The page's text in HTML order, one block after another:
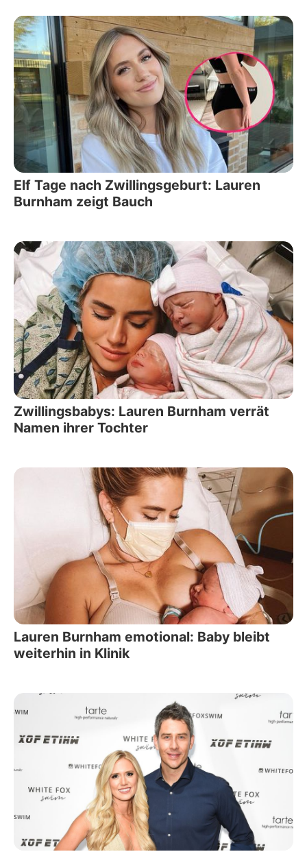
Elf Tage nach Zwillingsgeburt: Lauren
Burnham zeigt Bauch
Zwillingsbabys: Lauren Burnham verrät
Namen ihrer Tochter
Lauren Burnham emotional: Baby bleibt
weiterhin in Klinik